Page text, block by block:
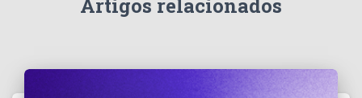
Artigos relacionados